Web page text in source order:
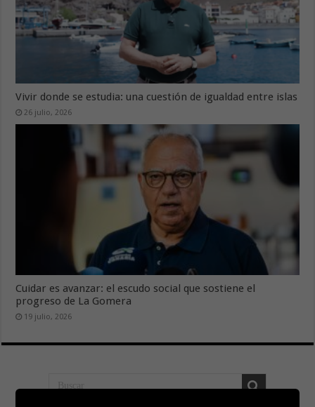
Vivir donde se estudia: una cuestión de igualdad entre islas
26 julio, 2026
Cuidar es avanzar: el escudo social que sostiene el
progreso de La Gomera
19 julio, 2026